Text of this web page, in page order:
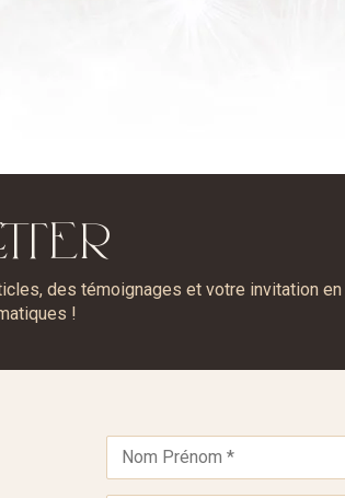
des témoignages et votre invitation en
!